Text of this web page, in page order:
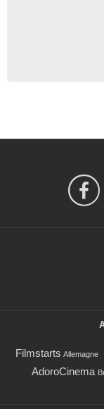
Filmstarts Allemagne
AdoroCinema